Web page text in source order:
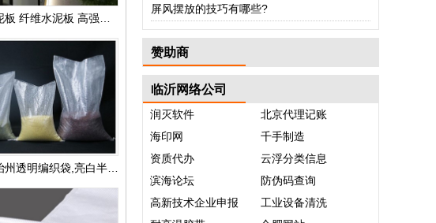
屏风摆放的技巧有哪些?
赞助商
临沂网络公司
润灭软件
北京代理记账
海印网
千手制造
资质代办
云浮分类信息
滨海论坛
防伪码查询
高新技术企业申报
工业设备清洗